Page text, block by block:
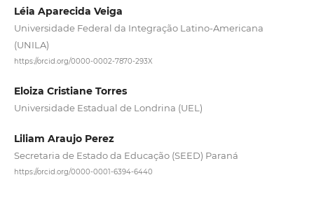
Léia Aparecida Veiga
Universidade Federal da Integração Latino-Americana
(UNILA)
https://orcid.org/0000-0002-7870-293X
Eloiza Cristiane Torres
Universidade Estadual de Londrina (UEL)
Liliam Araujo Perez
Secretaria de Estado da Educação (SEED) Paraná
https://orcid.org/0000-0001-6394-6440